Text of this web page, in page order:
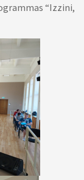
“Izzini,